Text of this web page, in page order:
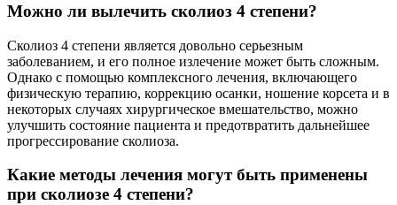
Можно ли вылечить сколиоз 4 степени?
Сколиоз 4 степени является довольно серьезным
заболеванием, и его полное излечение может быть сложным.
Однако с помощью комплексного лечения, включающего
физическую терапию, коррекцию осанки, ношение корсета и в
некоторых случаях хирургическое вмешательство, можно
улучшить состояние пациента и предотвратить дальнейшее
прогрессирование сколиоза.
Какие методы лечения могут быть применены
при сколиозе 4 степени?